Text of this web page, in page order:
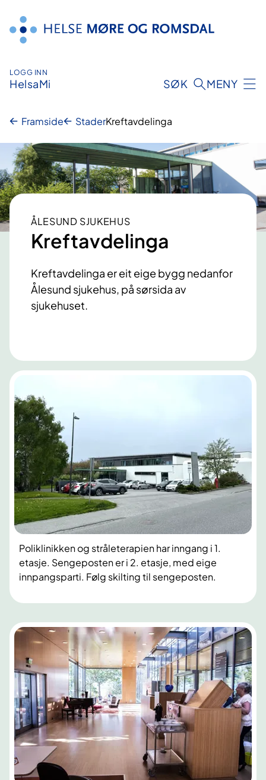
innhald
LOGG INN
HelsaMi SØK MENY
Framside StaderKreftavdelinga
ÅLESUND SJUKEHUS
Kreftavdelinga
Kreftavdelinga er eit eige bygg nedanfor
Ålesund sjukehus, på sørsida av
sjukehuset.
Poliklinikken og stråleterapien har inngang i 1.
etasje. Sengeposten er i 2. etasje, med eige
innpangsparti. Følg skilting til sengeposten.